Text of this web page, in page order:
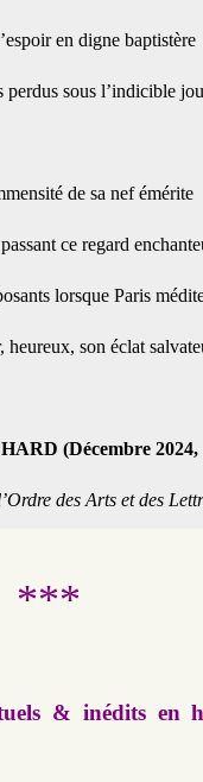
en digne baptistère
perdus sous l’indicible
de sa nef émérite
ce regard
lorsque Paris
heureux, son éclat
(Décembre
des Arts et des
***
& inédits en